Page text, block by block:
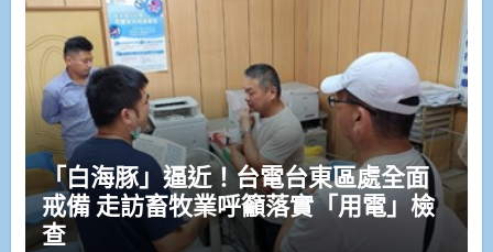
「白海豚」逼近！台電台東區處全面
戒備 走訪畜牧業呼籲落實「用電」檢
查